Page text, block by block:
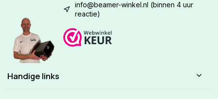
info@beamer-winkel.nl (binnen 4 uur
reactie)
Handige links